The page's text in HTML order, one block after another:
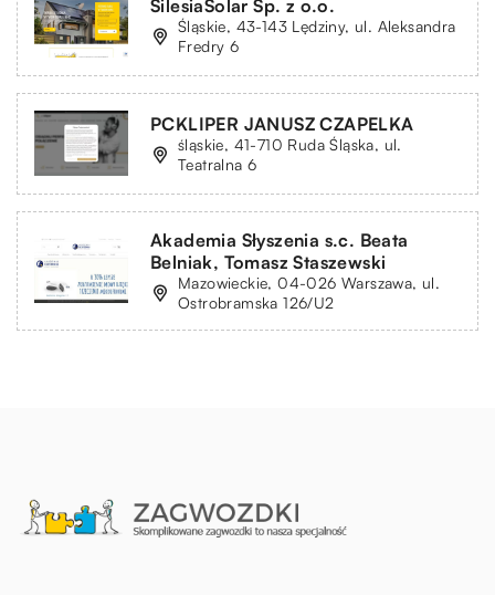
SilesiaSolar Sp. z o.o.
Śląskie, 43-143 Lędziny, ul. Aleksandra
Fredry 6
PCKLIPER JANUSZ CZAPELKA
śląskie, 41-710 Ruda Śląska, ul.
Teatralna 6
Akademia Słyszenia s.c. Beata
Belniak, Tomasz Staszewski
Mazowieckie, 04-026 Warszawa, ul.
Ostrobramska 126/U2